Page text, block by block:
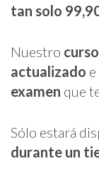
tan solo
Nuestro
actualizado
examen que
Sólo estará
durante un